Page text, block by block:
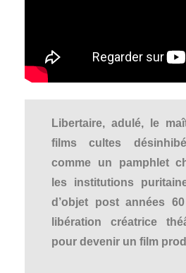
Libertaire, adulé, le
films cultes
comme un pamphlet
les institutions
d’objet post années
libération créatrice
pour devenir un film